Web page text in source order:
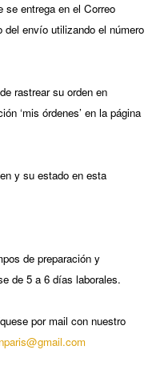
se entrega en el Correo
del envío utilizando el número
rastrear su orden en
‘mis órdenes’ en la página
y su estado en esta
de preparación y
de 5 a 6 días laborales.
por mail con nuestro